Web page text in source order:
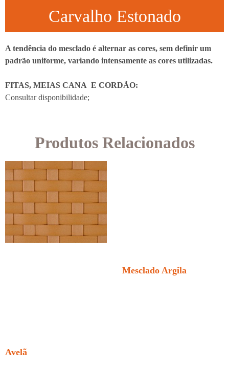
Carvalho Estonado
A tendência do mesclado é alternar as cores, sem definir um
padrão uniforme, variando intensamente as cores utilizadas.
FITAS, MEIAS CANA E CORDÃO:
Consultar disponibilidade;
Produtos Relacionados
Avelã
Mesclado Argila